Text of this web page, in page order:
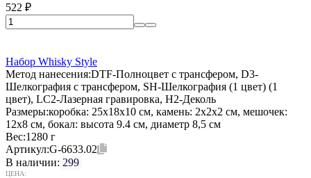
522 ₽
Набор Whisky Style
Метод нанесения:DTF-Полноцвет с трансфером, D3-
Шелкография с трансфером, SH-Шелкография (1 цвет) (1
цвет), LC2-Лазерная гравировка, H2-Деколь
Размеры:коробка: 25х18х10 см, камень: 2х2х2 см, мешочек:
12х8 см, бокал: высота 9.4 см, диаметр 8,5 см
Вес:1280 г
Артикул:G-6633.02
В наличии: 299
ЦЕНА: